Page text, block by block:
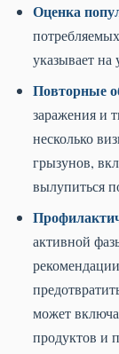
Оценка
указывает
Повторные
заражения и
несколько
грызунов,
вылупиться
активной
может
продуктов и